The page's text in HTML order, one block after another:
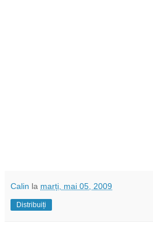
Calin la marți, mai 05, 2009
Distribuiți